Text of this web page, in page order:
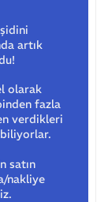
artık
olarak
fazla
verdikleri
satın
nakliye